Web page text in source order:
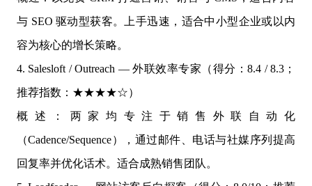
与 SEO 驱动型获客。上手迅速，适合中小型企业或以内
容为核心的增长策略。
4. Salesloft / Outreach — 外联效率专家（得分：8.4 / 8.3；
推荐指数：★★★★☆）
概述：两家均专注于销售外联自动化
（Cadence/Sequence），通过邮件、电话与社媒序列提高
回复率并优化话术。适合成熟销售团队。